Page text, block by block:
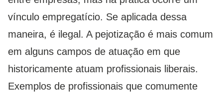
vínculo empregatício. Se aplicada dessa
maneira, é ilegal. A pejotização é mais comum
em alguns campos de atuação em que
historicamente atuam profissionais liberais.
Exemplos de profissionais que comumente